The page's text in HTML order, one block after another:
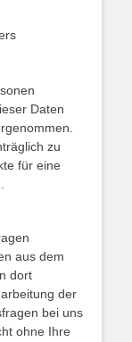
Daten
zu
für eine
aus dem
dort
der
bei uns
ohne Ihre